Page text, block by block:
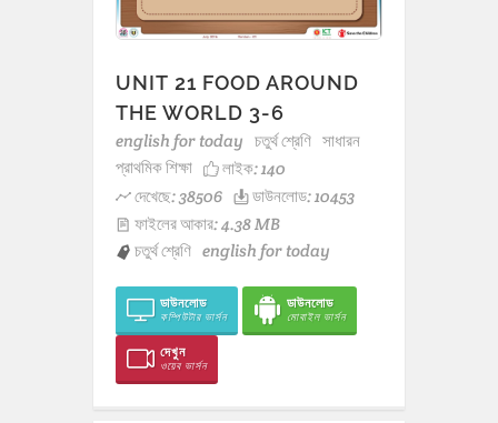
UNIT 21 FOOD AROUND
THE WORLD 3-6
english for today চতুর্থ শ্রেণি সাধারন
প্রাথমিক শিক্ষা
লাইক:140
দেখেছে: 38506
ডাউনলোড: 10453
ফাইলের আকার: 4.38 MB
চতুর্থ শ্রেণি english for today
ডাউনলোড
কম্পিউটার ভার্সন
ডাউনলোড
মোবাইল ভার্সন
দেখুন
ওয়েব ভার্সন